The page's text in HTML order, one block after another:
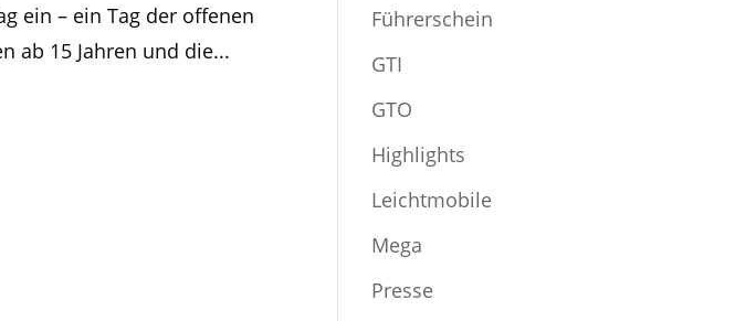
ein – ein Tag der offenen
ab 15 Jahren und die...
Führerschein
GTI
GTO
Highlights
Leichtmobile
Mega
Presse